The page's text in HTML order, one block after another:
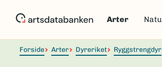
Arter
Forside Arter Dyreriket Ryggstrengdyr